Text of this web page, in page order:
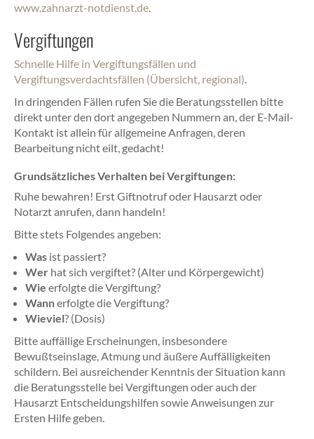
www.zahnarzt-notdienst.de.
Vergiftungen
Schnelle Hilfe in Vergiftungsfällen und
Vergiftungsverdachtsfällen (Übersicht, regional).
In dringenden Fällen rufen Sie die Beratungsstellen bitte
direkt unter den dort angegeben Nummern an, der E-Mail-
Kontakt ist allein für allgemeine Anfragen, deren
Bearbeitung nicht eilt, gedacht!
Grundsätzliches Verhalten bei Vergiftungen:
Ruhe bewahren! Erst Giftnotruf oder Hausarzt oder
Notarzt anrufen, dann handeln!
Bitte stets Folgendes angeben:
Was ist passiert?
Wer hat sich vergiftet? (Alter und Körpergewicht)
Wie erfolgte die Vergiftung?
Wannerfolgte die Vergiftung?
Wieviel? (Dosis)
Bitte auffällige Erscheinungen, insbesondere
Bewußtseinslage, Atmung und äußere Auffälligkeiten
schildern. Bei ausreichender Kenntnis der Situation kann
die Beratungsstelle bei Vergiftungen oder auch der
Hausarzt Entscheidungshilfen sowie Anweisungen zur
Ersten Hilfe geben.